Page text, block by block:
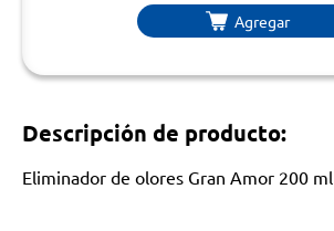
Agregar
Descripción de producto:
Eliminador de olores Gran Amor 200 ml